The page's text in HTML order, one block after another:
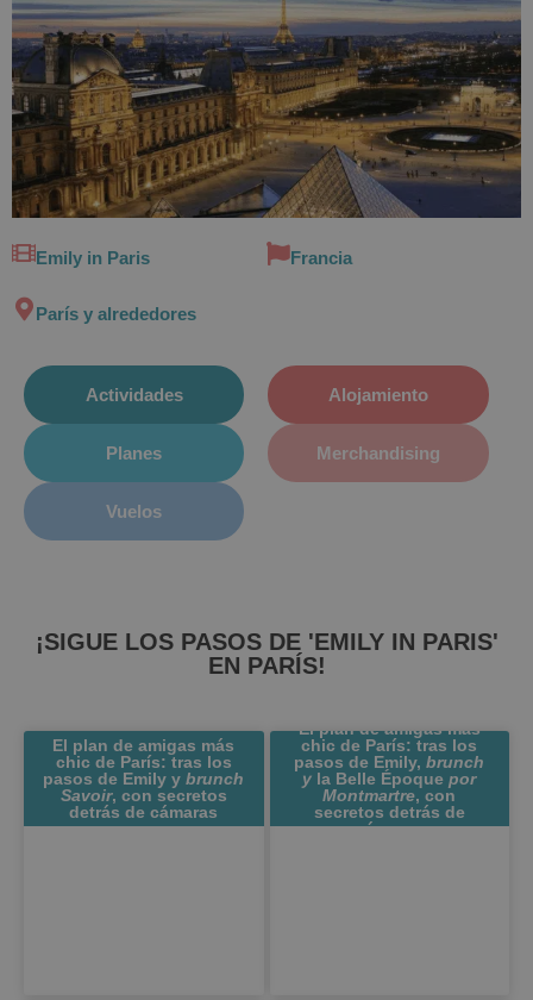
Emily in Paris Francia
París y alrededores
Actividades
Planes
Vuelos
Alojamiento
Merchandising
¡SIGUE LOS PASOS DE 'EMILY IN PARIS'
EN PARÍS!​
El plan de amigas más
chic de París: tras los
pasos de Emily ybrunch
Savoir, con secretos
detrás de cámaras
El plan de amigas más
chic de París: tras los
pasos de Emily,brunch
y la Belle Époque por
Montmartre, con
secretos detrás de
cámaras